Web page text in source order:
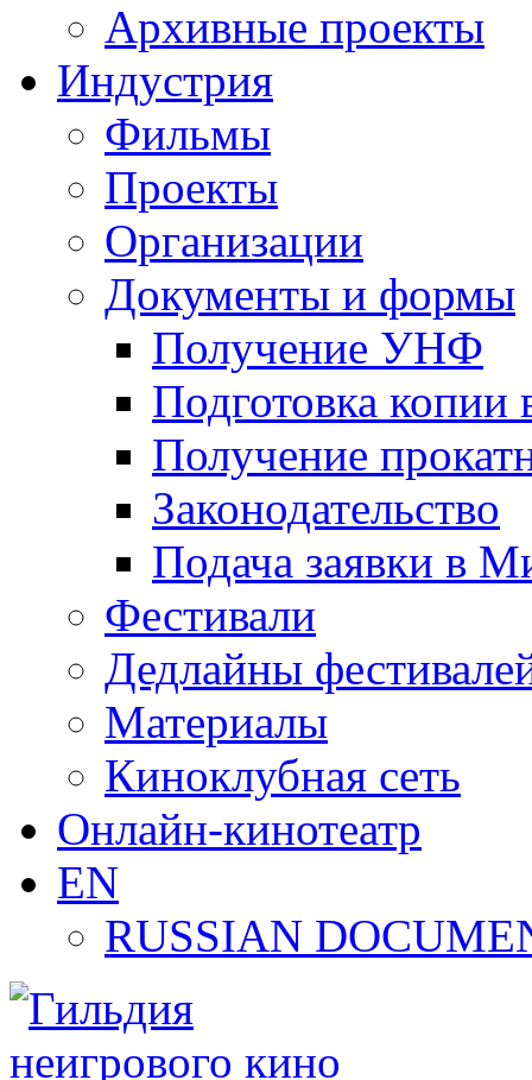
Архивные проекты
Индустрия
Фильмы
Проекты
Организации
Документы и формы
Получение УНФ
Подготовка копии
Получение
Законодательство
Подача заявки в
Фестивали
Дедлайны
Материалы
Киноклубная сеть
Онлайн-кинотеатр
EN
RUSSIAN